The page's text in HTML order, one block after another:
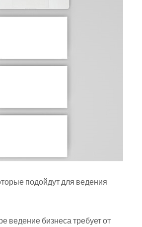
подойдут для ведения
ведение бизнеса требует от